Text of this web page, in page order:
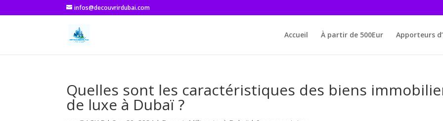
infos@decouvrirdubai.com
Accueil À partir de 500Eur Apporteurs
Quelles sont les caractéristiques des biens
de luxe à Dubaï ?